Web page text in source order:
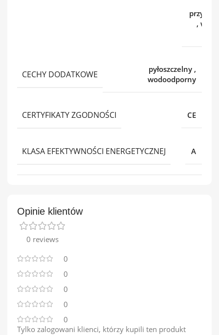
,
CECHY DODATKOWE pyłoszczelny ,
wodoodporny
CERTYFIKATY ZGODNOŚCI CE
KLASA EFEKTYWNOŚCI ENERGETYCZNEJ A
Opinie klientów
0 reviews
0
0
0
0
0
Tylko zalogowani klienci, którzy kupili ten produkt